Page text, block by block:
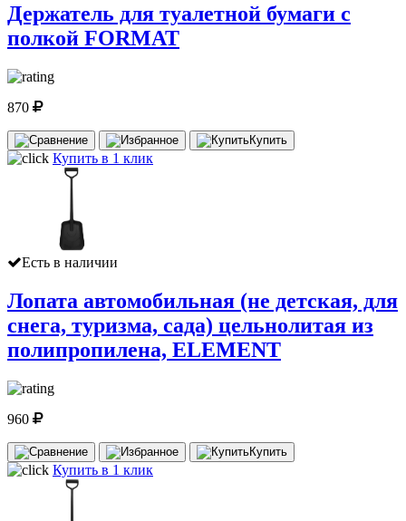
Держатель для туалетной бумаги с
полкой FORMAT
870
Купить
Купить в 1 клик
Есть в наличии
Лопата автомобильная (не детская, для
снега, туризма, сада) цельнолитая из
полипропилена, ELEMENT
960
Купить
Купить в 1 клик